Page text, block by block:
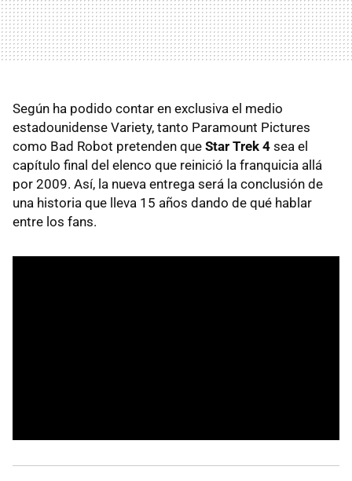
Según ha podido contar en exclusiva el medio
estadounidense Variety, tanto Paramount Pictures
como Bad Robot pretenden que Star Trek 4 sea el
capítulo final del elenco que reinició la franquicia allá
por 2009. Así, la nueva entrega será la conclusión de
una historia que lleva 15 años dando de qué hablar
entre los fans.